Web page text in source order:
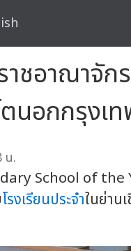
ชอาณาจัก
นอกกรุงเ
น.
School of the
โรงเรียนประจำในย่าน